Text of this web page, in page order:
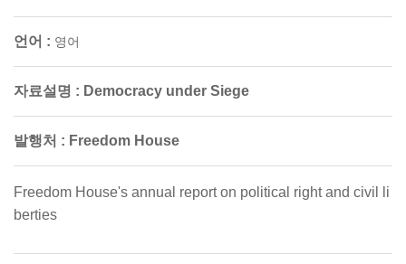
언어 : 영어
자료설명 : Democracy under Siege
발행처 : Freedom House
Freedom House's annual report on political right and civil li
berties